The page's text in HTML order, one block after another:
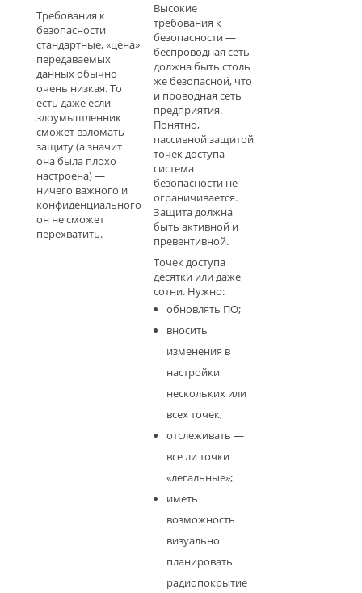
Требования к
безопасности
стандартные, «цена»
передаваемых
данных обычно
очень низкая. То
есть даже если
злоумышленник
сможет взломать
защиту (а значит
она была плохо
настроена) —
ничего важного и
конфиденциального
он не сможет
перехватить.
Высокие
требования к
безопасности —
беспроводная сеть
должна быть столь
же безопасной, что
и проводная сеть
предприятия.
Понятно,
пассивной защитой
точек доступа
система
безопасности не
ограничивается.
Защита должна
быть активной и
превентивной.
Точек доступа
десятки или даже
сотни. Нужно:
обновлять ПО;
вносить
изменения в
настройки
нескольких или
всех точек;
отслеживать —
все ли точки
«легальные»;
иметь
возможность
визуально
планировать
радиопокрытие